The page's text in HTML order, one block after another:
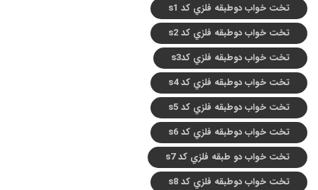
تخت خواب دوطبقه فلزي کد s1
تخت خواب دوطبقه فلزي کد s2
تخت خواب دوطبقه فلزي کدs3
تخت خواب دوطبقه فلزي کد s4
تخت خواب دوطبقه فلزي کد s5
تخت خواب دوطبقه فلزي کد s6
تخت خواب دو طبقه فلزي کد s7
تخت خواب دوطبقه فلزي کد s8